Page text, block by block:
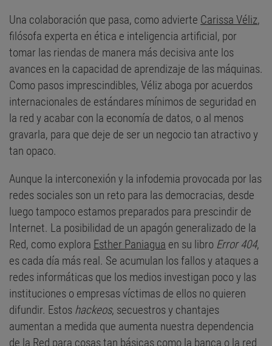
Una colaboración que pasa, como advierte Carissa Véliz,
filósofa experta en ética e inteligencia artificial, por
tomar las riendas de manera más decisiva ante los
avances en la capacidad de aprendizaje de las máquinas.
Como pasos imprescindibles, Véliz aboga por acuerdos
internacionales de estándares mínimos de seguridad en
la red y acabar con la economía de datos, o al menos
gravarla, para que deje de ser un negocio tan atractivo y
tan opaco.
Aunque la interconexión y la infodemia provocada por las
redes sociales son un reto para las democracias, desde
luego tampoco estamos preparados para prescindir de
Internet. La posibilidad de un apagón generalizado de la
Red, como explora Esther Paniagua en su libro Error 404,
es cada día más real. Se acumulan los fallos y ataques a
redes informáticas que los medios investigan poco y las
instituciones o empresas víctimas de ellos no quieren
difundir. Estos hackeos, secuestros y chantajes
aumentan a medida que aumenta nuestra dependencia
de la Red para cosas tan básicas como la banca o la red